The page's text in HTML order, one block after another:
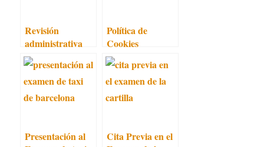
Revisión
administrativa
anual del taxi
Política de
Cookies
Presentación al
Cita Previa en el